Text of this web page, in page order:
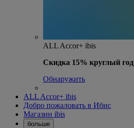
ALL Accor+ ibis
Скидка 15% круглый год
Обнаружить
ALL Accor+ ibis
Добро пожаловать в Ибис
Магазин ibis
больше